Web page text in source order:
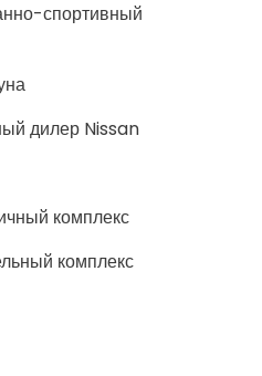
спортивный
дилер Nissan
комплекс
комплекс